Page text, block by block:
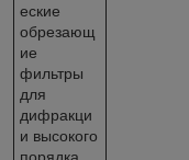
еские
обрезающ
ие
фильтры
для
дифракци
и высокого